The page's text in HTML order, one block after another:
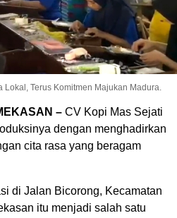
Lokal, Terus Komitmen Majukan Madura.
– CV Kopi Mas Sejati
dengan menghadirkan
cita rasa yang beragam
di Jalan Bicorong, Kecamatan
itu menjadi salah satu